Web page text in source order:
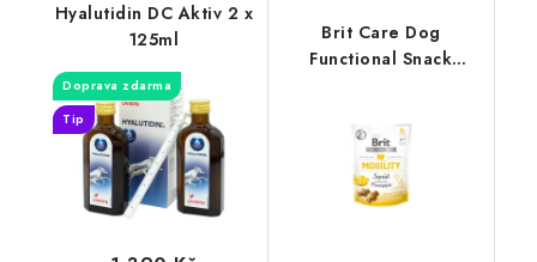
Hyalutidin DC Aktiv 2 x
125ml
Doprava zdarma
Tip
Brit Care Dog
Functional Snack